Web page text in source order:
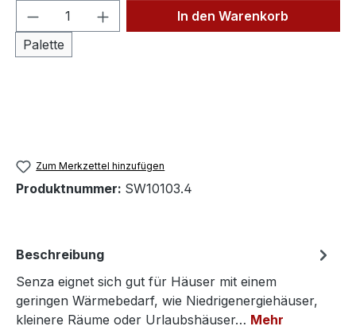
Produkt Anzahl: Gib den
Palette
In den Warenkorb
Zum Merkzettel hinzufügen
Produktnummer: SW10103.4
Beschreibung
Senza eignet sich gut für Häuser mit einem
geringen Wärmebedarf, wie Niedrigenergiehäuser,
kleinere Räume oder Urlaubshäuser… Mehr